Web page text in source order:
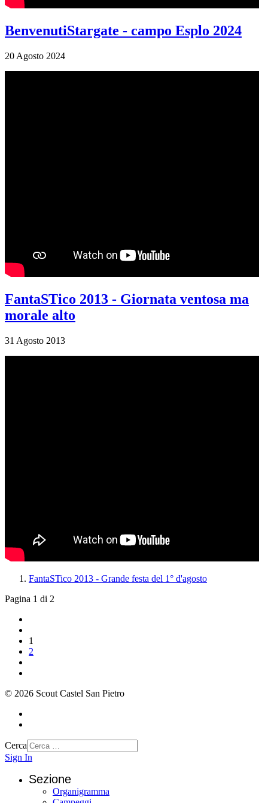
BenvenutiStargate - campo Esplo 2024
20 Agosto 2024
FantaSTico 2013 - Giornata ventosa ma
morale alto
31 Agosto 2013
FantaSTico 2013 - Grande festa del 1° d'agosto
Pagina 1 di 2
1
2
© 2026 Scout Castel San Pietro
Cerca
Sign In
Sezione
Organigramma